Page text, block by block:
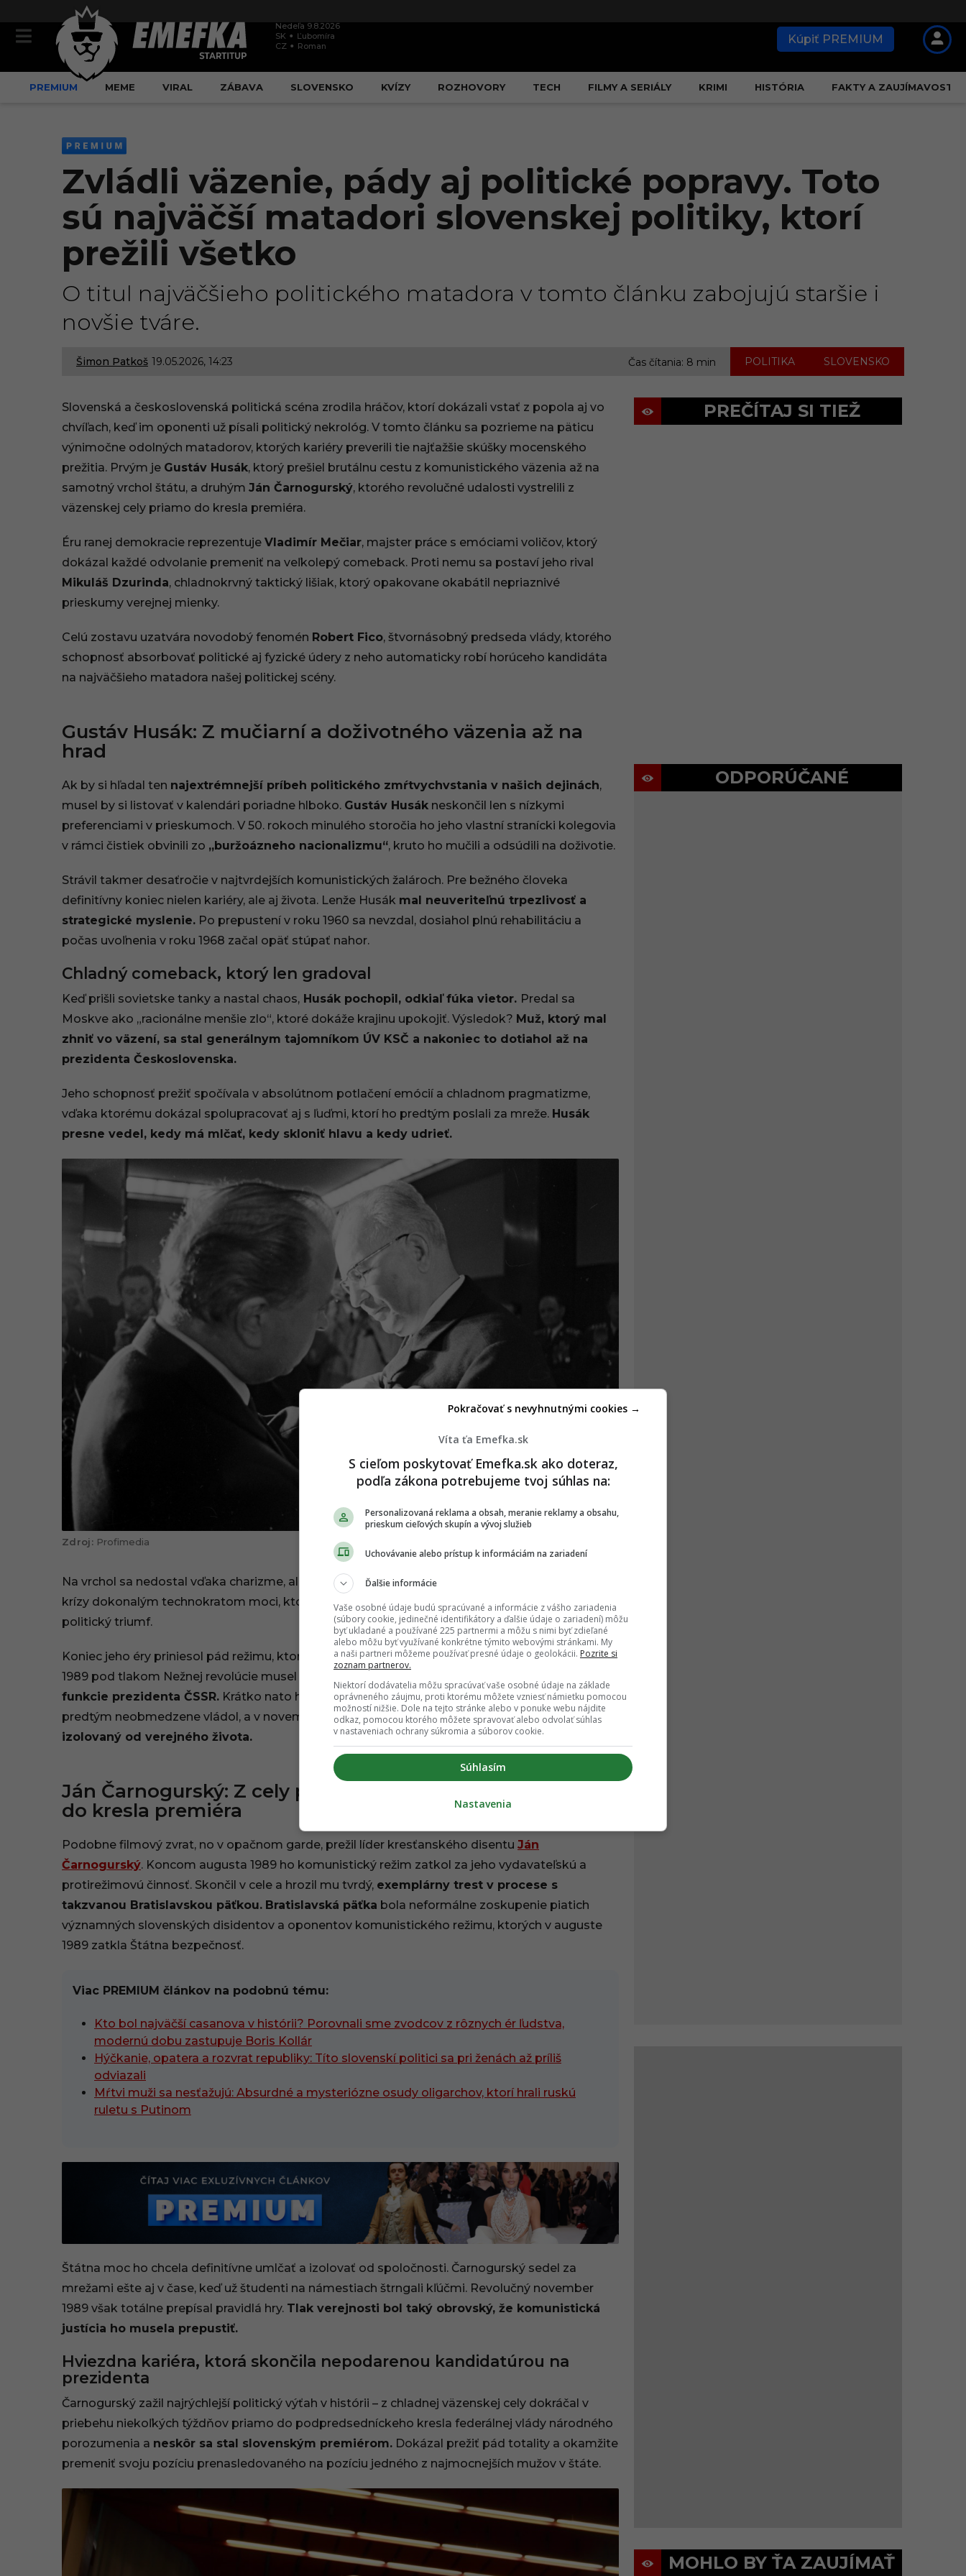
Nedeľa 9.8.2026
SK
Ľubomíra
CZ
Roman Kúpiť PREMIUM
PREMIUM MEME VIRAL ZÁBAVA SLOVENSKO KVÍZY ROZHOVORY TECH FILMY A SERIÁLY KRIMI HISTÓRIA FAKTY A ZAUJÍMAVOSTI
Zvládli väzenie, pády aj politické popravy. Toto
sú najväčší matadori slovenskej politiky, ktorí
prežili všetko
O titul najväčšieho politického matadora v tomto článku zabojujú staršie i
novšie tváre.
Šimon Patkoš 19.05.2026, 14:23
1
0
7
.
0
1
:
7
Čas čítania: 8 min POLITIKA SLOVENSKO
Slovenská a československá politická scéna zrodila hráčov, ktorí dokázali vstať z popola aj vo
chvíľach, keď im oponenti už písali politický nekrológ. V tomto článku sa pozrieme na päticu
výnimočne odolných matadorov, ktorých kariéry preverili tie najťažšie skúšky mocenského
prežitia. Prvým je Gustáv Husák, ktorý prešiel brutálnu cestu z komunistického väzenia až na
samotný vrchol štátu, a druhým Ján Čarnogurský, ktorého revolučné udalosti vystrelili z
väzenskej cely priamo do kresla premiéra.
Éru ranej demokracie reprezentuje Vladimír Mečiar, majster práce s emóciami voličov, ktorý
dokázal každé odvolanie premeniť na veľkolepý comeback. Proti nemu sa postaví jeho rival
Mikuláš Dzurinda, chladnokrvný taktický lišiak, ktorý opakovane okabátil nepriaznivé
prieskumy verejnej mienky.
Celú zostavu uzatvára novodobý fenomén Robert Fico, štvornásobný predseda vlády, ktorého
schopnosť absorbovať politické aj fyzické údery z neho automaticky robí horúceho kandidáta
na najväčšieho matadora našej politickej scény.
Gustáv Husák: Z mučiarní a doživotného väzenia až na
hrad
Ak by si hľadal ten najextrémnejší príbeh politického zmŕtvychvstania v našich dejinách,
musel by si listovať v kalendári poriadne hlboko. Gustáv Husák neskončil len s nízkymi
preferenciami v prieskumoch. V 50. rokoch minulého storočia ho jeho vlastní stranícki kolegovia
v rámci čistiek obvinili zo „buržoázneho nacionalizmu“, kruto ho mučili a odsúdili na doživotie.
Strávil takmer desaťročie v najtvrdejších komunistických žalároch. Pre bežného človeka
definitívny koniec nielen kariéry, ale aj života. Lenže Husák mal neuveriteľnú trpezlivosť a
strategické myslenie. Po prepustení v roku 1960 sa nevzdal, dosiahol plnú rehabilitáciu a
počas uvoľnenia v roku 1968 začal opäť stúpať nahor.
Chladný comeback, ktorý len gradoval
Keď prišli sovietske tanky a nastal chaos, Husák pochopil, odkiaľ fúka vietor. Predal sa
Moskve ako „racionálne menšie zlo“, ktoré dokáže krajinu upokojiť. Výsledok? Muž, ktorý mal
zhniť vo väzení, sa stal generálnym tajomníkom ÚV KSČ a nakoniec to dotiahol až na
prezidenta Československa.
Jeho schopnosť prežiť spočívala v absolútnom potlačení emócií a chladnom pragmatizme,
vďaka ktorému dokázal spolupracovať aj s ľuďmi, ktorí ho predtým poslali za mreže. Husák
presne vedel, kedy má mlčať, kedy skloniť hlavu a kedy udrieť.
Profimedia
Na vrchol sa nedostal vďaka charizme, ale vďaka tomu, že bol pre totalitný režim v čase hlbokej
krízy dokonalým technokratom moci, ktorý neváhal obetovať vlastné ideály výmenou za
politický triumf.
Koniec jeho éry priniesol pád režimu, ktorý desiatky rokov budoval a reprezentoval. V decembri
1989 pod tlakom Nežnej revolúcie musel vymenovať prvú porevolučnú vládu a
funkcie prezidenta ČSSR. Krátko nato ho vylúčili aj z radov komunistickej strany, ktorej
predtým neobmedzene vládol, a v novembri 1991 zomrel v Bratislave v podstateosamotený a
izolovaný od verejného života.
Ján Čarnogurský: Z cely predbežného zadržania priamo
do kresla premiéra
Podobne filmový zvrat, no v opačnom garde, prežil líder kresťanského disentu Ján
Čarnogurský. Koncom augusta 1989 ho komunistický režim zatkol za jeho vydavateľskú a
protirežimovú činnosť. Skončil v cele a hrozil mu tvrdý, exemplárny trest v procese s
takzvanou Bratislavskou päťkou. Bratislavská päťka bola neformálne zoskupenie piatich
významných slovenských disidentov a oponentov komunistického režimu, ktorých v auguste
1989 zatkla Štátna bezpečnosť.
Viac PREMIUM článkov na podobnú tému:
Kto bol najväčší casanova v histórii? Porovnali sme zvodcov z rôznych ér ľudstva,
modernú dobu zastupuje Boris Kollár
Hýčkanie, opatera a rozvrat republiky: Títo slovenskí politici sa pri ženách až príliš
odviazali
Mŕtvi muži sa nesťažujú: Absurdné a mysteriózne osudy oligarchov, ktorí hrali ruskú
ruletu s Putinom
Štátna moc ho chcela definitívne umlčať a izolovať od spoločnosti. Čarnogurský sedel za
mrežami ešte aj v čase, keď už študenti na námestiach štrngali kľúčmi. Revolučný november
1989 však totálne prepísal pravidlá hry. Tlak verejnosti bol taký obrovský, že komunistická
justícia ho musela prepustiť.
Hviezdna kariéra, ktorá skončila nepodarenou kandidatúrou na
prezidenta
Čarnogurský zažil najrýchlejší politický výťah v histórii – z chladnej väzenskej cely dokráčal v
priebehu niekoľkých týždňov priamo do podpredsedníckeho kresla federálnej vlády národného
porozumenia a neskôr sa stal slovenským premiérom. Dokázal prežiť pád totality a okamžite
premeniť svoju pozíciu prenasledovaného na pozíciu jedného z najmocnejších mužov v štáte.
PREČÍTAJ SI TIEŽ
ODPORÚČANÉ
MOHLO BY ŤA ZAUJÍMAŤ
Víta ťa Emefka.sk
S cieľom poskytovať Emefka.sk ako doteraz,
podľa zákona potrebujeme tvoj súhlas na:
Personalizovaná reklama a obsah, meranie reklamy a obsahu,
prieskum cieľových skupín a vývoj služieb
Uchovávanie alebo prístup k informáciám na zariadení
Ďalšie informácie
Vaše osobné údaje budú spracúvané a informácie z vášho zariadenia
(súbory cookie, jedinečné identifikátory a ďalšie údaje o zariadení) môžu
byť ukladané a používané 225 partnermi a môžu s nimi byť zdieľané
alebo môžu byť využívané konkrétne týmito webovými stránkami. My
a naši partneri môžeme používať presné údaje o geolokácii. Pozrite si
zoznam partnerov.
Niektorí dodávatelia môžu spracúvať vaše osobné údaje na základe
oprávneného záujmu, proti ktorému môžete vzniesť námietku pomocou
možností nižšie. Dole na tejto stránke alebo v ponuke webu nájdite
odkaz, pomocou ktorého môžete spravovať alebo odvolať súhlas
v nastaveniach ochrany súkromia a súborov cookie.
Súhlasím
Pokračovať s nevyhnutnými cookies →
Nastavenia